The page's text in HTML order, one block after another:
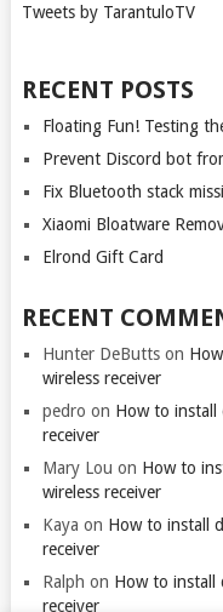
Tweets by TarantuloTV
RECENT POSTS
Floating Fun! Testing
Prevent Discord bot
Fix Bluetooth stack
Xiaomi Bloatware
Elrond Gift Card
RECENT
Hunter DeButtson
wireless receiver
pedro on How to install
receiver
Mary Lou on How to
wireless receiver
Kaya on How to install
receiver
Ralph on How to install
receiver